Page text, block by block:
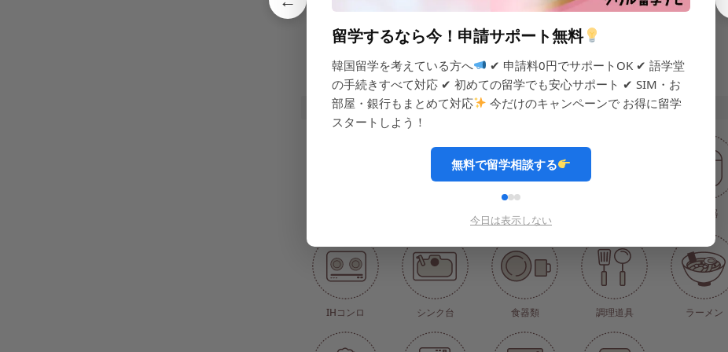
布団
共同設備
トースター 炊飯器
IHコンロ シンク台 食器類 調理道具 ラーメン
留学するなら今！申請サポート無料
韓国留学を考えている方へ
✔ 申請料0円でサポートOK ✔ 語学堂
の手続きすべて対応 ✔ 初めての留学でも安心サポート ✔ SIM・お
部屋・銀行もまとめて対応
今だけのキャンペーンで お得に留学
スタートしよう！
無料で留学相談する
今日は表示しない